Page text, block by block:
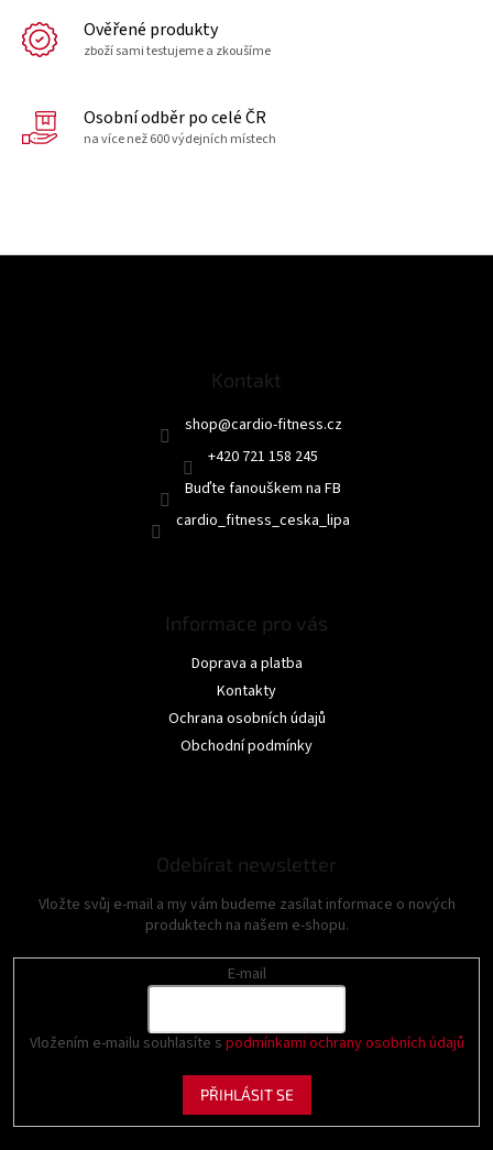
Ověřené produkty
zboží sami testujeme a zkoušíme
Osobní odběr po celé ČR
na více než 600 výdejních místech
Kontakt
shop@cardio-fitness.cz
+420 721 158 245
Buďte fanouškem na FB
cardio_fitness_ceska_lipa
Informace pro vás
Doprava a platba
Kontakty
Ochrana osobních údajů
Obchodní podmínky
Odebírat newsletter
Vložte svůj e-mail a my vám budeme zasílat informace o nových
produktech na našem e-shopu.
E-mail
Vložením e-mailu souhlasíte s podmínkami ochrany osobních údajů
PŘIHLÁSIT SE